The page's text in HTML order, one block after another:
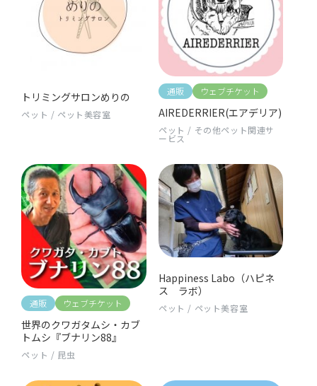
トリミングサロンめりの
ペット / ペット美容室
通販 ウェブチケット
AIREDERRIER(エアデリア)
ペット / その他ペット関連サ
ービス
通販 ウェブチケット
世界のクワガタムシ・カブ
トムシ『ブナリン88』
ペット / 昆虫
Happiness Labo（ハピネ
ス ラボ）
ペット / ペット美容室